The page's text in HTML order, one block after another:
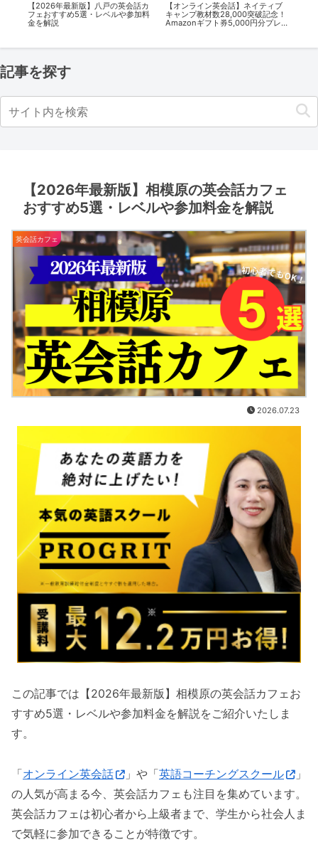
【オンライン英会話】ネイティブ
キャンプ教材数28,000突破記念！
Amazonギフト券5,000円分プレ
【2026年最新版】武蔵小金井の英
会話カフェおすすめ5選・レベルや
参加料金を解説
記事を探す
【2026年最新版】相模原の英会話カフェ
おすすめ5選・レベルや参加料金を解説
英会話カフェ
2026.07.23
この記事では【2026年最新版】相模原の英会話カフェお
すすめ5選・レベルや参加料金を解説をご紹介いたしま
す。
「オンライン英会話 」や「英語コーチングスクール
」
の人気が高まる今、英会話カフェも注目を集めています。
英会話カフェは初心者から上級者まで、学生から社会人ま
で気軽に参加できることが特徴です。